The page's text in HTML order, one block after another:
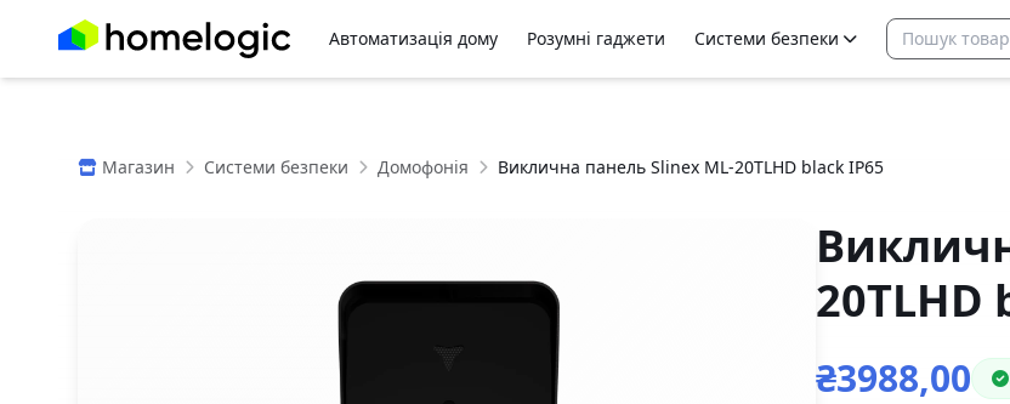
Автоматизація дому Розумні гаджети Системи безпеки
Магазин Системи безпеки Домофонія Виклична панель Slinex ML-20TLHD black IP65
20TLHD
₴3988,00